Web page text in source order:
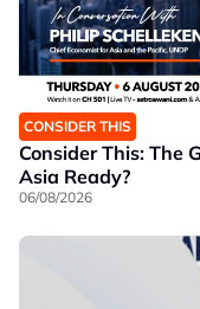
CONSIDER THIS
Consider This: The
Asia Ready?
06/08/2026